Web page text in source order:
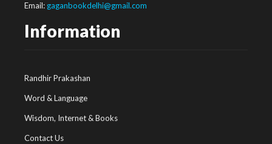
Email: gaganbookdelhi@gmail.com
Information
Randhir Prakashan
Word & Language
Wisdom, Internet & Books
Contact Us